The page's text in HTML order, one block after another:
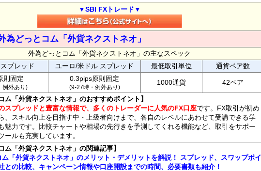
▼SBI FXトレード▼
為どっとコム「外貨ネクストネオ」
外為どっとコム「外貨ネクストネオ」の主なスペック
プレッド
ユーロ/米ドル スプレッド 最低取引単位
通貨ペア数
則固定
例外あり)
0.3pips原則固定
(9-27時・例外あり)
1000通貨 42ペア
ム「外貨ネクストネオ」のおすすめポイント】
スプレッドと豊富な情報で、多くのトレーダーに人気のFX口座です。FX取引が初め
、スキル向上を目指す中・上級者向けまで、各自のレベルにあわせて受講できる学
魅力です。比較チャートや相場の先行きを予測してくれる機能など、取引をサポー
ールも充実しています。
ム「外貨ネクストネオ」の関連記事】
「外貨ネクストネオ」のメリット・デメリットを解説！ スプレッド、スワップポイ
との比較、キャンペーン情報や口座開設までの時間、必要書類も紹介！